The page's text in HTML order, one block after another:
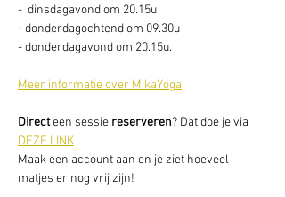
-  dinsdagavond om 20.15u
- donderdagochtend om 09.30u
- donderdagavond om 20.15u.
Meer informatie over MikaYoga
Direct een sessie reserveren? Dat doe je via
DEZE LINK
Maak een account aan en je ziet hoeveel
matjes er nog vrij zijn!